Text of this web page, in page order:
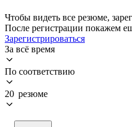
Чтобы видеть все резюме,
После регистрации покажем
Зарегистрироваться
За всё время
По соответствию
20 резюме